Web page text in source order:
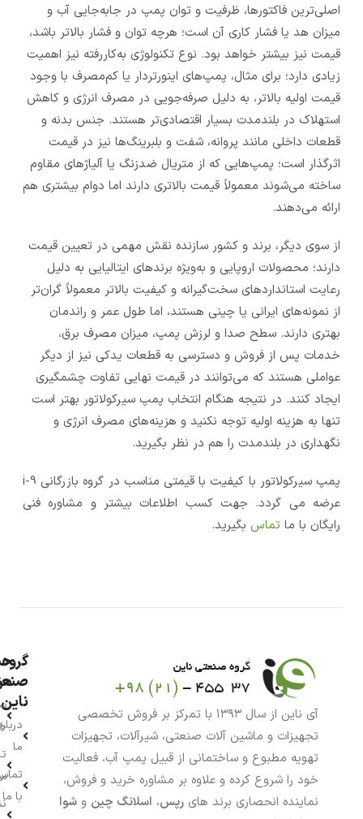
اصلی‌ترین فاکتورها، ظرفیت و توان پمپ در جابه‌جایی آب و
میزان هد یا فشار کاری آن است؛ هرچه توان و فشار بالاتر باشد،
قیمت نیز بیشتر خواهد بود. نوع تکنولوژی به‌کاررفته نیز اهمیت
زیادی دارد؛ برای مثال، پمپ‌های اینورتر‌دار یا کم‌مصرف با وجود
قیمت اولیه بالاتر، به دلیل صرفه‌جویی در مصرف انرژی و کاهش
استهلاک در بلندمدت بسیار اقتصادی‌تر هستند. جنس بدنه و
قطعات داخلی مانند پروانه، شفت و بلبرینگ‌ها نیز در قیمت
اثرگذار است؛ پمپ‌هایی که از متریال ضدزنگ یا آلیاژهای مقاوم
ساخته می‌شوند معمولاً قیمت بالاتری دارند اما دوام بیشتری هم
ارائه می‌دهند.
از سوی دیگر، برند و کشور سازنده نقش مهمی در تعیین قیمت
دارند؛ محصولات اروپایی و به‌ویژه برندهای ایتالیایی به دلیل
رعایت استانداردهای سخت‌گیرانه و کیفیت بالاتر معمولاً گران‌تر
از نمونه‌های ایرانی یا چینی هستند، اما طول عمر و راندمان
بهتری دارند. سطح صدا و لرزش پمپ، میزان مصرف برق،
خدمات پس از فروش و دسترسی به قطعات یدکی نیز از دیگر
عواملی هستند که می‌توانند در قیمت نهایی تفاوت چشمگیری
ایجاد کنند. در نتیجه هنگام انتخاب پمپ سیرکولاتور بهتر است
تنها به هزینه اولیه توجه نکنید و هزینه‌های مصرف انرژی و
نگهداری در بلندمدت را هم در نظر بگیرید.
پمپ سیرکولاتور با کیفیت با قیمتی مناسب در گروه بازرگانی i-9
عرضه می گردد. جهت کسب اطلاعات بیشتر و مشاوره فنی
رایگان با ما تماس بگیرید.
آی ناین از سال ۱۳۹۳ با تمرکز بر فروش تخصصی
تجهیزات و ماشین آلات صنعتی، شیرآلات، تجهیزات
تهویه مطبوع و ساختمانی از قبیل پمپ آب، فعالیت
خود را شروع کرده و علاوه بر مشاوره خرید و فروش،
نماینده انحصاری برند های رپس، اسلانگ چین و شوا
گروه
ناین
ما
با ما